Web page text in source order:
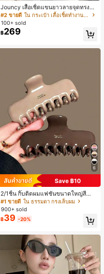
Jouncy เสื้อเชิ้ตแขนยาวลายจุดทรงหล
วมสำหรับผู้หญิง
#2 ขายดี
ใน กระเป๋า เสื้อเชิ้ตทำงานมีกระเป๋า
100+ sold
฿269
6
Save ฿10
2/1ชิ้น กิ๊บติดผมแฟชั่นขนาดใหญ่สีน้ำ
ตาลชานมสำหรับผู้หญิง เหมาะสำหรับก
ารอาบน้ำ ล้างหน้า และจัดแต่งทรงผม
#1 ขายดี ใน ธรรมดา กรงเล็บผม
900+ sold
฿39 -20%